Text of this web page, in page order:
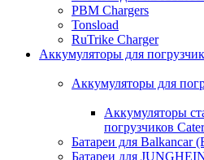
PBM Chargers
Tonsload
RuTrike Charger
Аккумуляторы для
Аккумуляторы для
Аккумуляторы
погрузчиков
Батареи для Balkancar
Батареи для